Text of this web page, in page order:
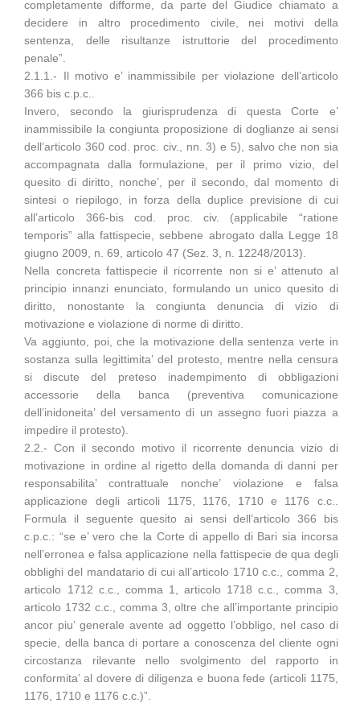
completamente difforme, da parte del Giudice chiamato a
decidere in altro procedimento civile, nei motivi della
sentenza, delle risultanze istruttorie del procedimento
penale”.
2.1.1.- Il motivo e’ inammissibile per violazione dell’articolo
366 bis c.p.c..
Invero, secondo la giurisprudenza di questa Corte e’
inammissibile la congiunta proposizione di doglianze ai sensi
dell’articolo 360 cod. proc. civ., nn. 3) e 5), salvo che non sia
accompagnata dalla formulazione, per il primo vizio, del
quesito di diritto, nonche’, per il secondo, dal momento di
sintesi o riepilogo, in forza della duplice previsione di cui
all’articolo 366-bis cod. proc. civ. (applicabile “ratione
temporis” alla fattispecie, sebbene abrogato dalla Legge 18
giugno 2009, n. 69, articolo 47 (Sez. 3, n. 12248/2013).
Nella concreta fattispecie il ricorrente non si e’ attenuto al
principio innanzi enunciato, formulando un unico quesito di
diritto, nonostante la congiunta denuncia di vizio di
motivazione e violazione di norme di diritto.
Va aggiunto, poi, che la motivazione della sentenza verte in
sostanza sulla legittimita’ del protesto, mentre nella censura
si discute del preteso inadempimento di obbligazioni
accessorie della banca (preventiva comunicazione
dell’inidoneita’ del versamento di un assegno fuori piazza a
impedire il protesto).
2.2.- Con il secondo motivo il ricorrente denuncia vizio di
motivazione in ordine al rigetto della domanda di danni per
responsabilita’ contrattuale nonche’ violazione e falsa
applicazione degli articoli 1175, 1176, 1710 e 1176 c.c..
Formula il seguente quesito ai sensi dell’articolo 366 bis
c.p.c.: “se e’ vero che la Corte di appello di Bari sia incorsa
nell’erronea e falsa applicazione nella fattispecie de qua degli
obblighi del mandatario di cui all’articolo 1710 c.c., comma 2,
articolo 1712 c.c., comma 1, articolo 1718 c.c., comma 3,
articolo 1732 c.c., comma 3, oltre che all’importante principio
ancor piu’ generale avente ad oggetto l’obbligo, nel caso di
specie, della banca di portare a conoscenza del cliente ogni
circostanza rilevante nello svolgimento del rapporto in
conformita’ al dovere di diligenza e buona fede (articoli 1175,
1176, 1710 e 1176 c.c.)”.